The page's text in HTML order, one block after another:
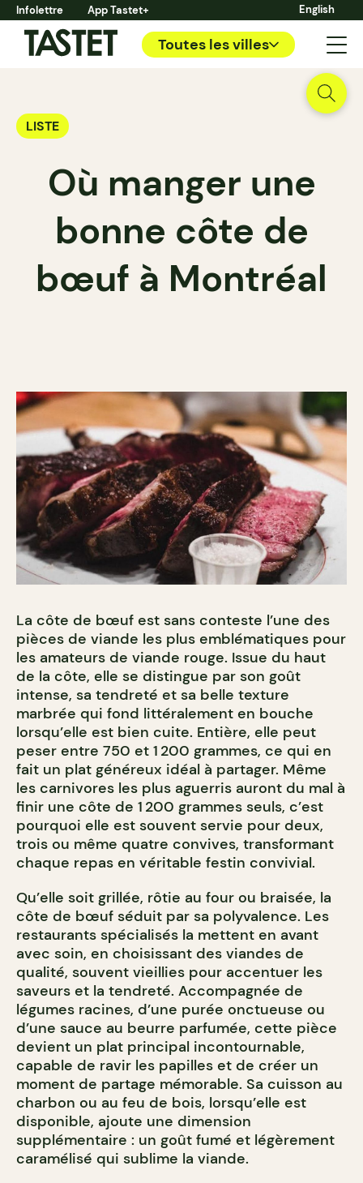
Infolettre App Tastet+ English
Toutes les villes
LISTE
Où manger une
bonne côte de
bœuf à Montréal
La côte de bœuf est sans conteste l’une des
pièces de viande les plus emblématiques pour
les amateurs de viande rouge. Issue du haut
de la côte, elle se distingue par son goût
intense, sa tendreté et sa belle texture
marbrée qui fond littéralement en bouche
lorsqu’elle est bien cuite. Entière, elle peut
peser entre 750 et 1 200 grammes, ce qui en
fait un plat généreux idéal à partager. Même
les carnivores les plus aguerris auront du mal à
finir une côte de 1 200 grammes seuls, c’est
pourquoi elle est souvent servie pour deux,
trois ou même quatre convives, transformant
chaque repas en véritable festin convivial.
Qu’elle soit grillée, rôtie au four ou braisée, la
côte de bœuf séduit par sa polyvalence. Les
restaurants spécialisés la mettent en avant
avec soin, en choisissant des viandes de
qualité, souvent vieillies pour accentuer les
saveurs et la tendreté. Accompagnée de
légumes racines, d’une purée onctueuse ou
d’une sauce au beurre parfumée, cette pièce
devient un plat principal incontournable,
capable de ravir les papilles et de créer un
moment de partage mémorable. Sa cuisson au
charbon ou au feu de bois, lorsqu’elle est
disponible, ajoute une dimension
supplémentaire : un goût fumé et légèrement
caramélisé qui sublime la viande.